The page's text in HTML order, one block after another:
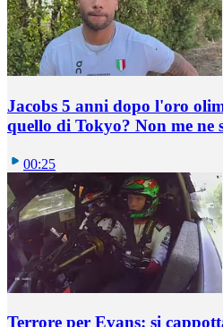
Jacobs 5 anni dopo l'oro
quello di Tokyo? Non me ne
00:25
Terrore per Evans: si